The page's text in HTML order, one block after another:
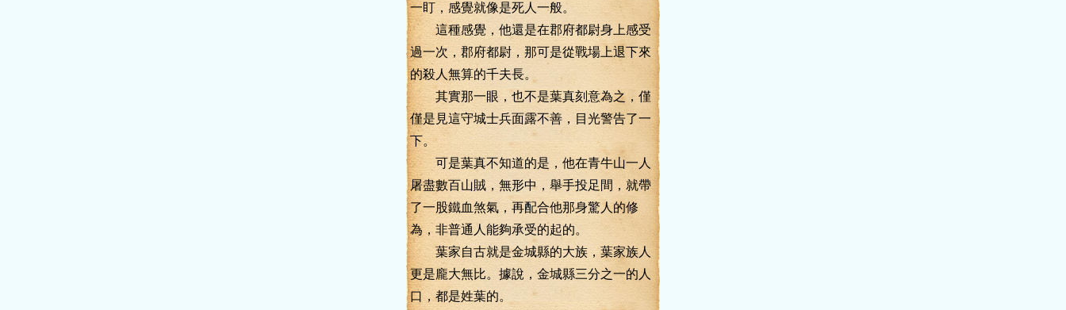
一盯，感覺就像是死人一般。
這種感覺，他還是在郡府都尉身上感受
過一次，郡府都尉，那可是從戰場上退下來
的殺人無算的千夫長。
其實那一眼，也不是葉真刻意為之，僅
僅是見這守城士兵面露不善，目光警告了一
下。
可是葉真不知道的是，他在青牛山一人
屠盡數百山賊，無形中，舉手投足間，就帶
了一股鐵血煞氣，再配合他那身驚人的修
為，非普通人能夠承受的起的。
葉家自古就是金城縣的大族，葉家族人
更是龐大無比。據說，金城縣三分之一的人
口，都是姓葉的。